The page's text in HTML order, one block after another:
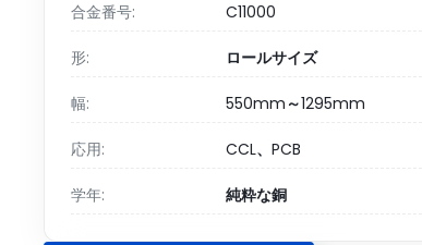
合金番号: C11000
形: ロールサイズ
幅: 550mm～1295mm
応用: CCL、PCB
学年: 純粋な銅